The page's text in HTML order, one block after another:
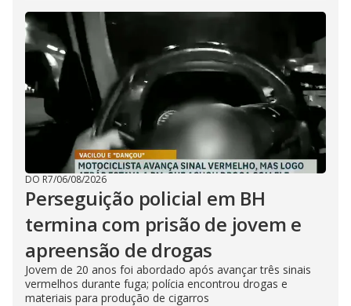
DO R7/06/08/2026
Perseguição policial em BH
termina com prisão de jovem e
apreensão de drogas
Jovem de 20 anos foi abordado após avançar três sinais
vermelhos durante fuga; polícia encontrou drogas e
materiais para produção de cigarros